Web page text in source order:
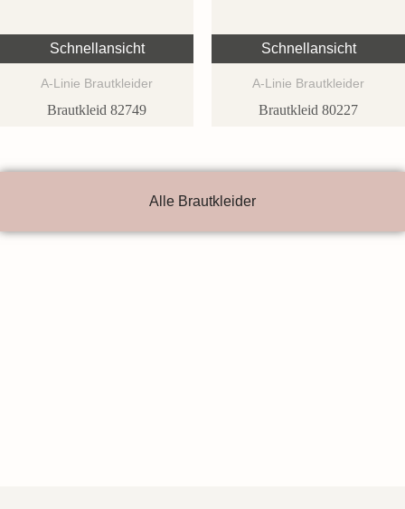
Schnellansicht
A-Linie Brautkleider
Brautkleid 82749
Schnellansicht
A-Linie Brautkleider
Brautkleid 80227
Alle Brautkleider